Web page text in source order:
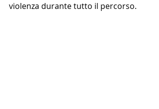
violenza durante tutto il percorso.